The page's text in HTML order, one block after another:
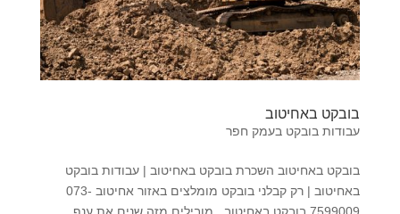
בובקט באחיטוב
עבודות בובקט בעמק חפר
בובקט באחיטוב השכרת בובקט באחיטוב | עבודות בובקט
באחיטוב | רק קבלני בובקט מומלצים באזור אחיטוב 073-